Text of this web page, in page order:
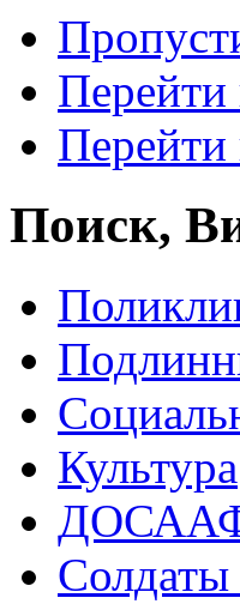
Перейти
Поиск,
Культура
Солдаты